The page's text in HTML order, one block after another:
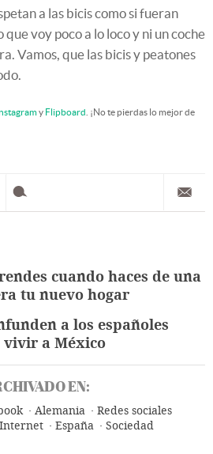
a las bicis como si fueran
que voy poco a lo loco y ni un coche
Vamos, que las bicis y peatones
y Flipboard . ¡No te pierdas lo mejor de
cuando haces de una
tu nuevo hogar
a los españoles
vivir a México
EN:
Alemania
Redes sociales
Internet España Sociedad